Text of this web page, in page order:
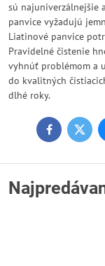
sú najuniverzálnejšie
panvice vyžadujú
Liatinové panvice
Pravidelné čistenie
vyhnúť problémom a
do kvalitných
dlhé roky.
Facebook